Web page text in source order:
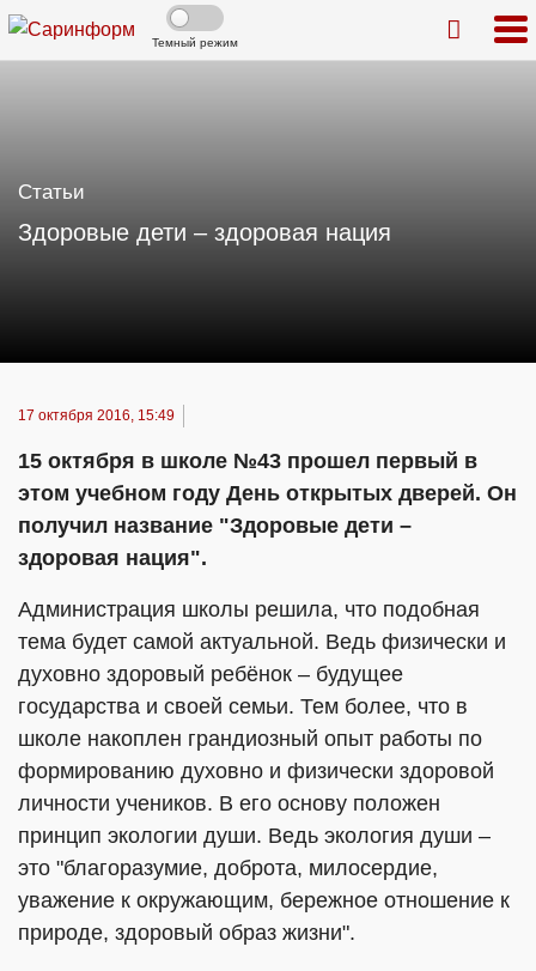
Темный режим
Статьи
Здоровые дети – здоровая нация
17 октября 2016, 15:49
15 октября в школе №43 прошел первый в
этом учебном году День открытых дверей. Он
получил название "Здоровые дети –
здоровая нация".
Администрация школы решила, что подобная
тема будет самой актуальной. Ведь физически и
духовно здоровый ребёнок – будущее
государства и своей семьи. Тем более, что в
школе накоплен грандиозный опыт работы по
формированию духовно и физически здоровой
личности учеников. В его основу положен
принцип экологии души. Ведь экология души –
это "благоразумие, доброта, милосердие,
уважение к окружающим, бережное отношение к
природе, здоровый образ жизни".